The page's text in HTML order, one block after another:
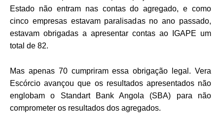
Estado não entram nas contas do agregado, e como
cinco empresas estavam paralisadas no ano passado,
estavam obrigadas a apresentar contas ao IGAPE um
total de 82.
Mas apenas 70 cumpriram essa obrigação legal. Vera
Escórcio avançou que os resultados apresentados não
englobam o Standart Bank Angola (SBA) para não
comprometer os resultados dos agregados.